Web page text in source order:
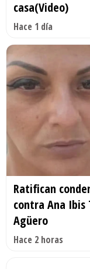
casa(Video)
Hace 1 día
Ratifican
contra Ana Ibis
Agüero
Hace 2 horas